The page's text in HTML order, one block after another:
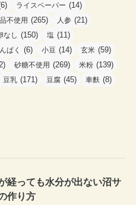
ライスペーパー (14)
不使用 (265) 人参 (21)
なし (150) 塩 (11)
ぱく (6) 小豆 (14) 玄米 (59)
砂糖不使用 (269) 米粉 (139)
豆乳 (171) 豆腐 (45) 車麩 (8)
経っても水分が出ない沼サ
作り方